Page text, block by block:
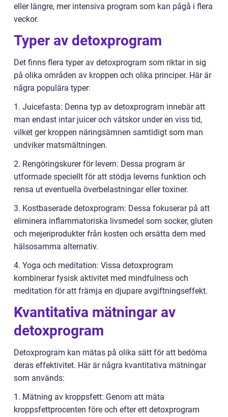
eller längre, mer intensiva program som kan pågå i flera
veckor.
Typer av detoxprogram
Det finns flera typer av detoxprogram som riktar in sig
på olika områden av kroppen och olika principer. Här är
några populära typer:
1. Juicefasta: Denna typ av detoxprogram innebär att
man endast intar juicer och vätskor under en viss tid,
vilket ger kroppen näringsämnen samtidigt som man
undviker matsmältningen.
2. Rengöringskurer för levern: Dessa program är
utformade speciellt för att stödja leverns funktion och
rensa ut eventuella överbelastningar eller toxiner.
3. Kostbaserade detoxprogram: Dessa fokuserar på att
eliminera inflammatoriska livsmedel som socker, gluten
och mejeriprodukter från kosten och ersätta dem med
hälsosamma alternativ.
4. Yoga och meditation: Vissa detoxprogram
kombinerar fysisk aktivitet med mindfulness och
meditation för att främja en djupare avgiftningseffekt.
Kvantitativa mätningar av
detoxprogram
Detoxprogram kan mätas på olika sätt för att bedöma
deras effektivitet. Här är några kvantitativa mätningar
som används:
1. Mätning av kroppsfett: Genom att mäta
kroppsfettprocenten före och efter ett detoxprogram